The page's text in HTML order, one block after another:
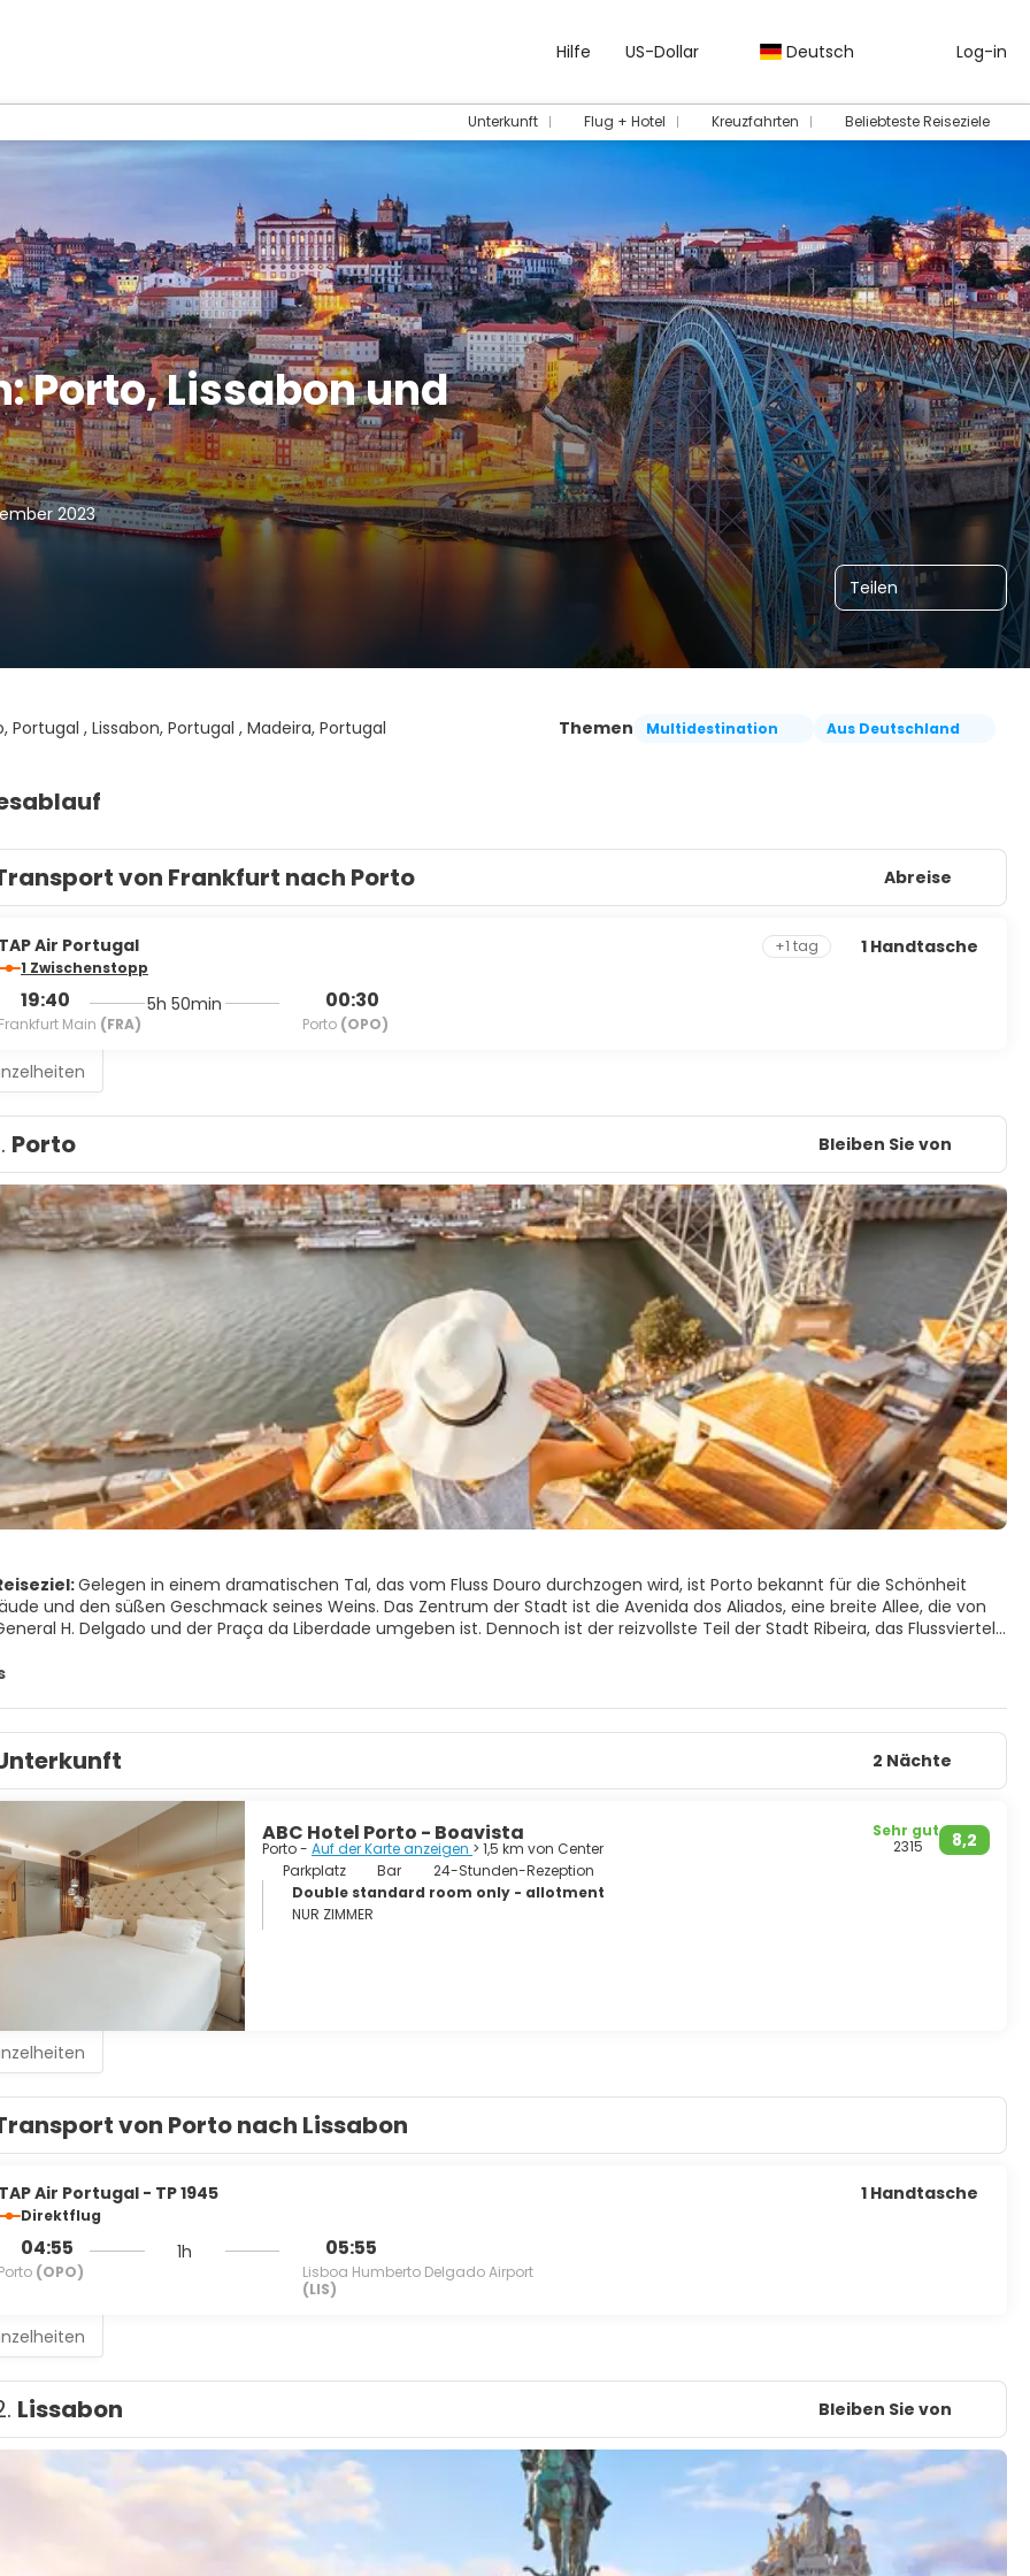
Hilfe US-Dollar Deutsch Log-in
Unterkunft Flug + Hotel Kreuzfahrten Beliebteste Reiseziele
Porto, Lissabon und
2023
Teilen
Portugal , Lissabon, Portugal , Madeira, Portugal Themen Multidestination Aus Deutschland
von Frankfurt nach Porto Abreise
TAP Air Portugal
1 Zwischenstopp
19:40
Frankfurt Main (FRA)
5h 50min 00:30
Porto (OPO)
+1 tag 1 Handtasche
Porto Bleiben Sie von
Gelegen in einem dramatischen Tal, das vom Fluss Douro durchzogen wird, ist Porto bekannt für die Schönheit
und den süßen Geschmack seines Weins. Das Zentrum der Stadt ist die Avenida dos Aliados, eine breite Allee, die von
H. Delgado und der Praça da Liberdade umgeben ist. Dennoch ist der reizvollste Teil der Stadt Ribeira, das Flussviertel
Avenida dos Aliados bilden das Stadtzentrum, wo Statuen in der Mitte der belebten Mosaikwege stehen. In der
und winzige Fenster ein düsteres Inneres umschließen. Die Ribeira erstreckt sich entlang des Flusses, gesäumt von einer
Uferpromenade mit Geschäften und Restaurants. Portos charakteristischstes Denkmal, der prächtige Torre dos Clérigos,
240 Stufen aus ein Panorama der Stadt. Kein Besuch in Porto wäre vollständig ohne einen Stopp in einigen der vielen
in denen Portwein gelagert und abgefüllt wird. Und ein Besuch in der erstaunlichen Lello-Bibliothek mit ihrer
ist ebenfalls ein Muss, selbst wenn man kein Harry-Potter-Fan ist.
2 Nächte
ABC Hotel Porto - Boavista
Porto - Auf der Karte anzeigen > 1,5 km von Center 8,2
Sehr gut
2315
Parkplatz
Bar
24-Stunden-Rezeption
Double standard room only - allotment
NUR ZIMMER
von Porto nach Lissabon
TAP Air Portugal - TP 1945
Direktflug
04:55
Porto (OPO)
1h 05:55
Lisboa Humberto Delgado Airport
(LIS)
1 Handtasche
Lissabon Bleiben Sie von